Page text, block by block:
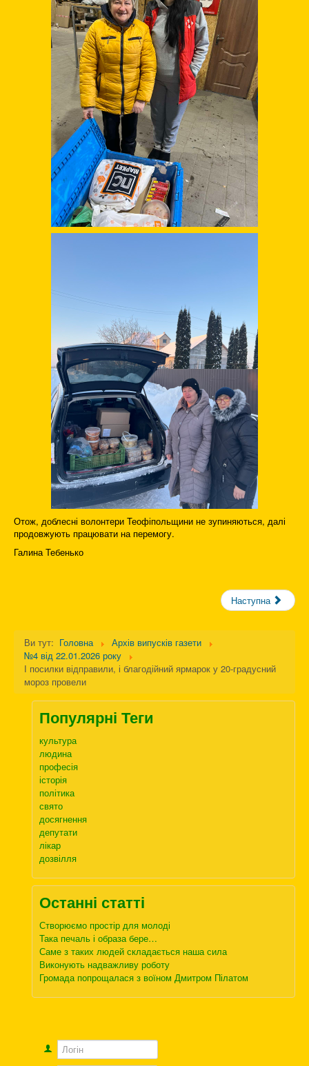
Отож, доблесні волонтери Теофіпольщини не зупиняються, далі
продовжують працювати на перемогу.
Галина Тебенько
Наступна
Ви тут: Головна
Архів випусків газети
№4 від 22.01.2026 року
І посилки відправили, і благодійний ярмарок у 20-градусний
мороз провели
Популярні Теги
культура
людина
професія
історія
політика
свято
досягнення
депутати
лікар
дозвілля
Останні статті
Створюємо простір для молоді
Така печаль і образа бере…
Саме з таких людей складається наша сила
Виконують надважливу роботу
Громада попрощалася з воїном Дмитром Пілатом
Логін